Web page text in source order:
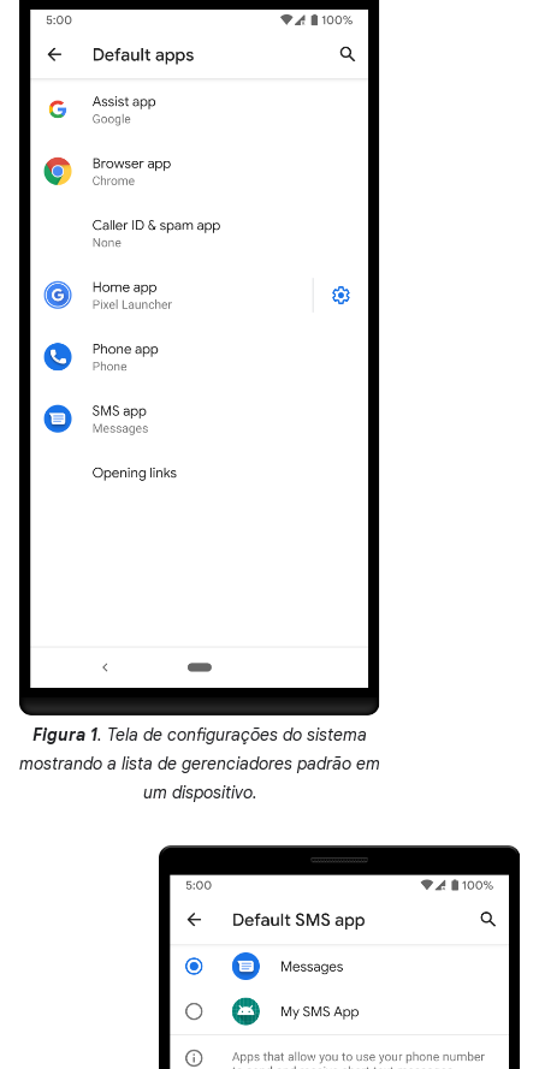
Figura 1. Tela de configurações do sistema
mostrando a lista de gerenciadores padrão em
um dispositivo.